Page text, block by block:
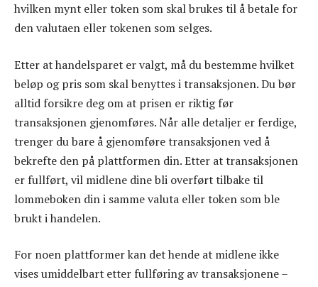
hvilken mynt eller token som skal brukes til å betale for
den valutaen eller tokenen som selges.
Etter at handelsparet er valgt, må du bestemme hvilket
beløp og pris som skal benyttes i transaksjonen. Du bør
alltid forsikre deg om at prisen er riktig før
transaksjonen gjenomføres. Når alle detaljer er ferdige,
trenger du bare å gjenomføre transaksjonen ved å
bekrefte den på plattformen din. Etter at transaksjonen
er fullført, vil midlene dine bli overført tilbake til
lommeboken din i samme valuta eller token som ble
brukt i handelen.
For noen plattformer kan det hende at midlene ikke
vises umiddelbart etter fullføring av transaksjonene –